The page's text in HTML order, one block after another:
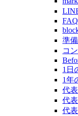
FAQ
準
コ
1日
1年
代
代
代